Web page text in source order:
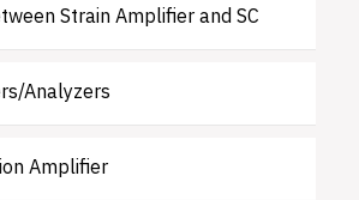
Strain Amplifier and SC
Analyzers
Amplifier